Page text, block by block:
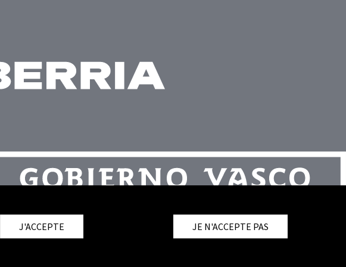
J'ACCEPTE JE N'ACCEPTE PAS